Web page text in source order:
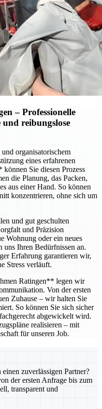
– Professionelle
reibungslose
organisatorischem
eines erfahrenen
Sie diesen Prozess
die Planung, das Packen,
aus einer Hand. So können
konzentrieren, ohne sich um
und gut geschulten
und Präzision
Wohnung oder ein neues
uns Ihren Bedürfnissen an.
Erfahrung garantieren wir,
Stress verläuft.
Ratingen** legen wir
Von der ersten
Zuhause – wir halten Sie
So können Sie sich sicher
abgewickelt wird.
realisieren – mit
für unseren Job.
zuverlässigen Partner?
der ersten Anfrage bis zum
transparent und